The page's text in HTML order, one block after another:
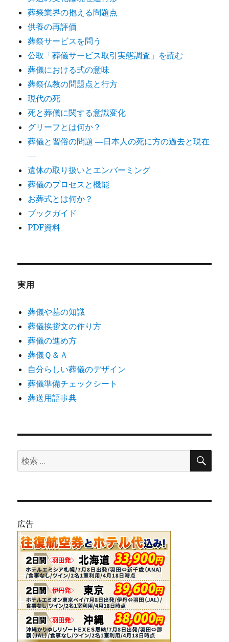
葬祭業界の抱える問題点
供養の再評価
葬祭サービスを問う
公取「葬儀サービス取引実態調査」を読む
葬儀における式の意味
葬祭仏教の問題点と行方
現代の死
死と葬儀に関する意識変化
グリーフとは何か？
葬儀と習俗の問題 ―日本人の死に方の過去と現在
―
遺体の取り扱いとエンバーミング
葬儀のプロセスと機能
お葬式とは何か？
ブックガイド
PDF資料
実用
葬儀や墓の知識
葬儀挨拶文の作り方
葬儀の進め方
葬儀Ｑ＆Ａ
自分らしい葬儀のデザイン
葬儀準備チェックシート
葬送用語事典
検
索:
検
広告